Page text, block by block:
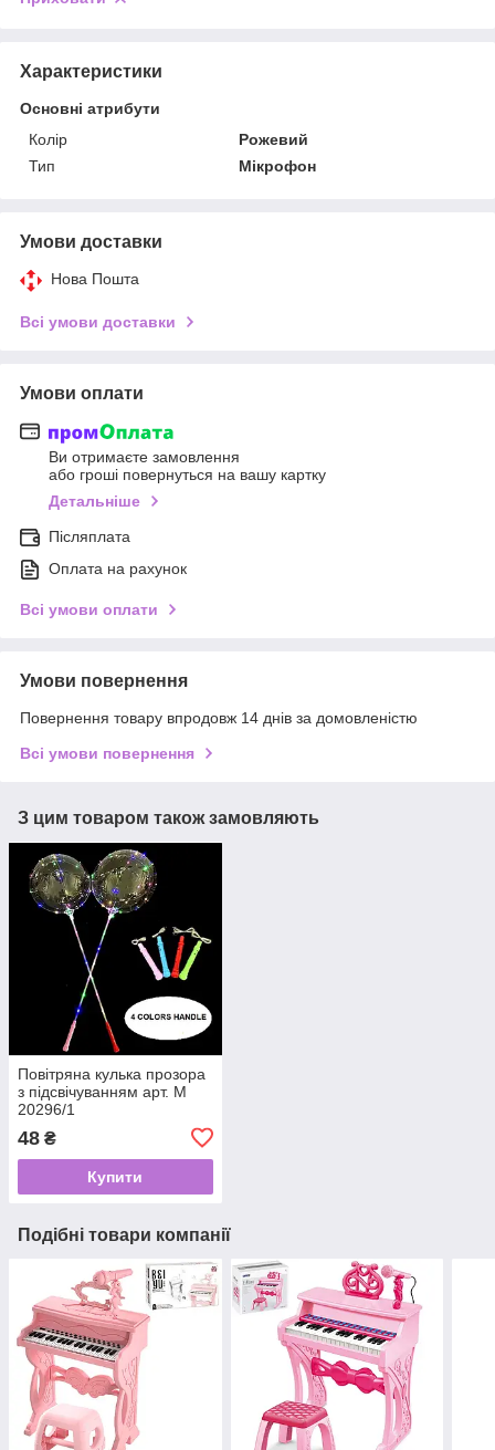
Характеристики
Основні атрибути
Колір
Рожевий
Тип
Мікрофон
Умови доставки
Нова Пошта
Всі умови доставки
Умови оплати
Ви отримаєте замовлення
або гроші повернуться на вашу картку
Детальніше
Післяплата
Оплата на рахунок
Всі умови оплати
Умови повернення
Повернення товару впродовж 14 днів за домовленістю
Всі умови повернення
З цим товаром також замовляють
Повітряна кулька прозора
з підсвічуванням арт. М
20296/1
48 ₴
Купити
Подібні товари компанії